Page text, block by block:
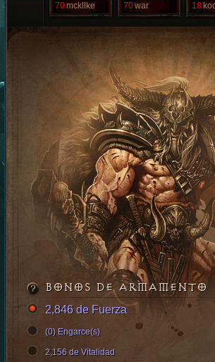
70mckllke 70war 18
BONOS DE ARMAMENTO
2,846 de Fuerza
(0) Engarce(s)
2,156 de Vitalidad